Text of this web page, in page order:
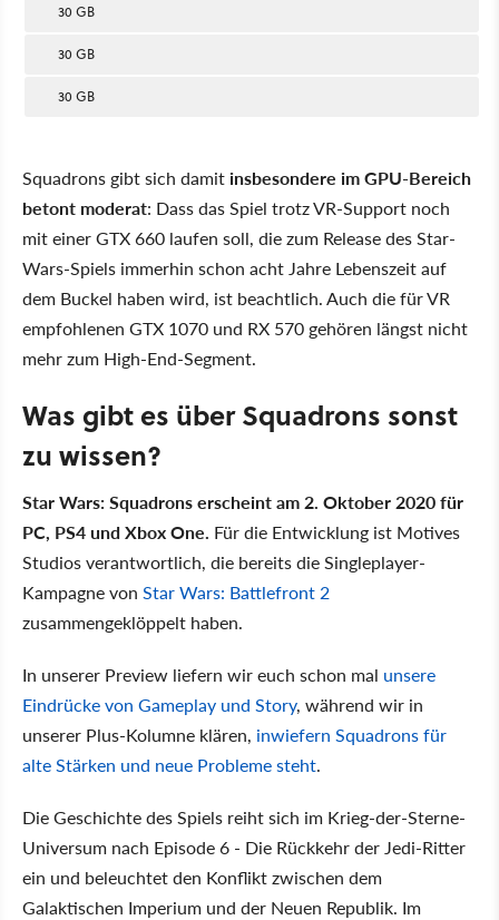
30 GB
30 GB
30 GB
Squadrons gibt sich damit insbesondere im GPU-Bereich
betont moderat: Dass das Spiel trotz VR-Support noch
mit einer GTX 660 laufen soll, die zum Release des Star-
Wars-Spiels immerhin schon acht Jahre Lebenszeit auf
dem Buckel haben wird, ist beachtlich. Auch die für VR
empfohlenen GTX 1070 und RX 570 gehören längst nicht
mehr zum High-End-Segment.
Was gibt es über Squadrons sonst
zu wissen?
Star Wars: Squadrons erscheint am 2. Oktober 2020 für
PC, PS4 und Xbox One. Für die Entwicklung ist Motives
Studios verantwortlich, die bereits die Singleplayer-
Kampagne von Star Wars: Battlefront 2
zusammengeklöppelt haben.
In unserer Preview liefern wir euch schon mal unsere
Eindrücke von Gameplay und Story, während wir in
unserer Plus-Kolumne klären, inwiefern Squadrons für
alte Stärken und neue Probleme steht.
Die Geschichte des Spiels reiht sich im Krieg-der-Sterne-
Universum nach Episode 6 - Die Rückkehr der Jedi-Ritter
ein und beleuchtet den Konflikt zwischen dem
Galaktischen Imperium und der Neuen Republik. Im